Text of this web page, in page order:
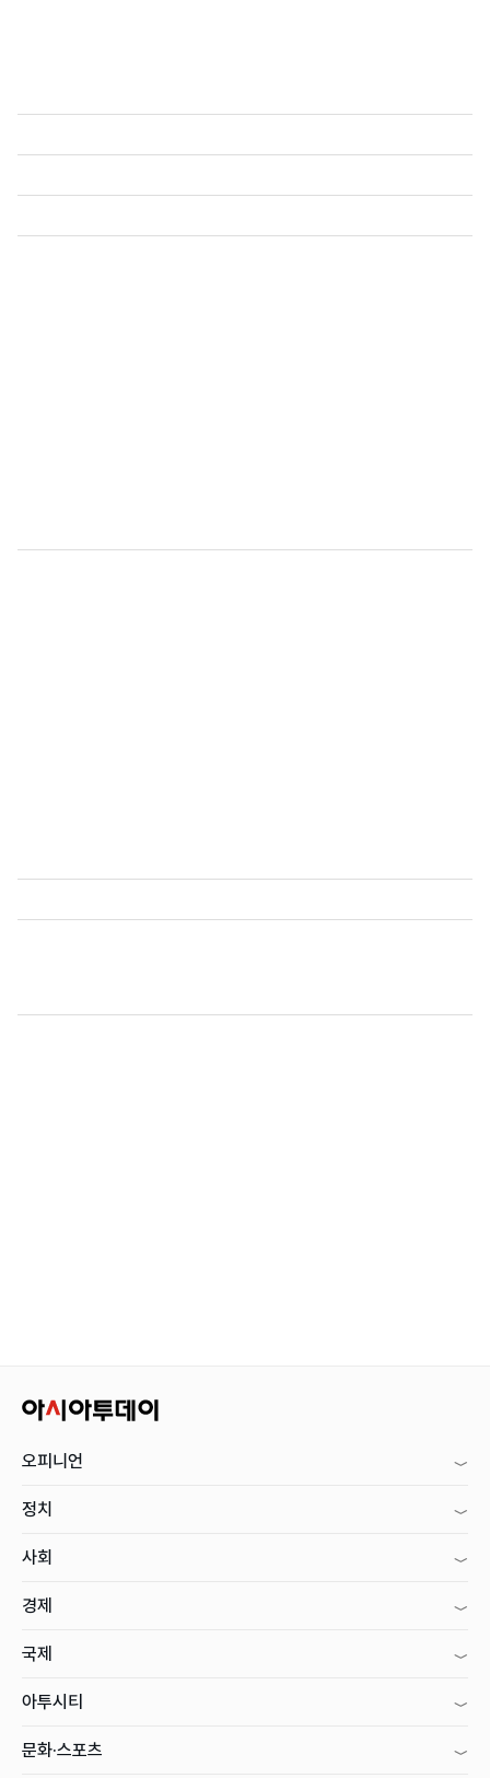
오피니언
정치
사회
경제
국제
아투시티
문화·스포츠